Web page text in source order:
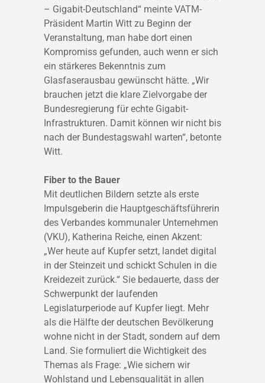
– Gigabit-Deutschland“ meinte VATM-
Präsident Martin Witt zu Beginn der
Veranstaltung, man habe dort einen
Kompromiss gefunden, auch wenn er sich
ein stärkeres Bekenntnis zum
Glasfaserausbau gewünscht hätte. „Wir
brauchen jetzt die klare Zielvorgabe der
Bundesregierung für echte Gigabit-
Infrastrukturen. Damit können wir nicht bis
nach der Bundestagswahl warten“, betonte
Witt.
Fiber to the Bauer
Mit deutlichen Bildern setzte als erste
Impulsgeberin die Hauptgeschäftsführerin
des Verbandes kommunaler Unternehmen
(VKU), Katherina Reiche, einen Akzent:
„Wer heute auf Kupfer setzt, landet digital
in der Steinzeit und schickt Schulen in die
Kreidezeit zurück.“ Sie bedauerte, dass der
Schwerpunkt der laufenden
Legislaturperiode auf Kupfer liegt. Mehr
als die Hälfte der deutschen Bevölkerung
wohne nicht in der Stadt, sondern auf dem
Land. Sie formuliert die Wichtigkeit des
Themas als Frage: „Wie sichern wir
Wohlstand und Lebensqualität in allen